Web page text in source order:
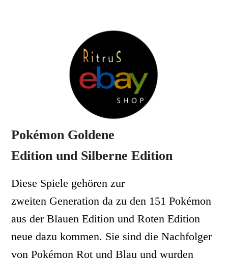
Pokémon Goldene
Edition und Silberne Edition
Diese Spiele gehören zur
zweiten Generation da zu den 151 Pokémon
aus der Blauen Edition und Roten Edition
neue dazu kommen. Sie sind die Nachfolger
von Pokémon Rot und Blau und wurden